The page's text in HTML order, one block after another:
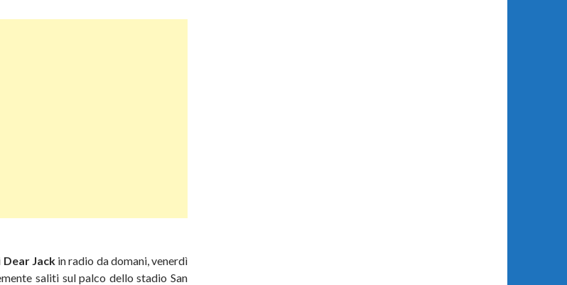
Dear Jack in radio da domani, venerdì
saliti sul palco dello stadio San